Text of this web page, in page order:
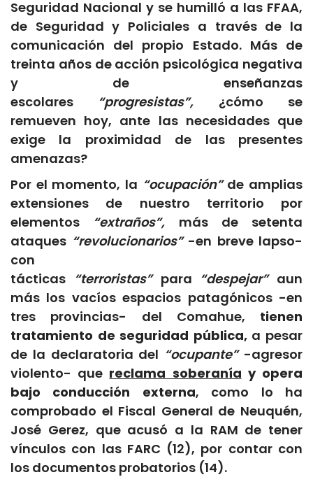
Seguridad Nacional y se humilló a las FFAA,
de Seguridad y Policiales a través de la
comunicación del propio Estado. Más de
treinta años de acción psicológica negativa
y de enseñanzas
escolares “progresistas”, ¿cómo se
remueven hoy, ante las necesidades que
exige la proximidad de las presentes
amenazas?
Por el momento, la “ocupación”de amplias
extensiones de nuestro territorio por
elementos “extraños”, más de setenta
ataques “revolucionarios” -en breve lapso-
con
tácticas “terroristas”para “despejar”aun
más los vacíos espacios patagónicos -en
tres provincias- del Comahue, tienen
tratamiento de seguridad pública,a pesar
de la declaratoria del “ocupante”-agresor
violento- que reclama soberanía y opera
bajo conducción externa, como lo ha
comprobado el Fiscal General de Neuquén,
José Gerez, que acusó a la RAM de tener
vínculos con las FARC (12), por contar con
los documentos probatorios (14).